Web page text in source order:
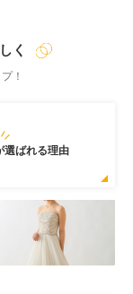
く
！
選ばれる理由